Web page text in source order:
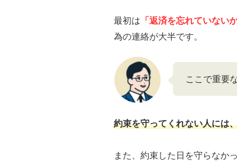
最初は 「返済を忘れていない
為の連絡が大半です。
ここで重要
約束を守ってくれない人には
また、約束した日を守らなか